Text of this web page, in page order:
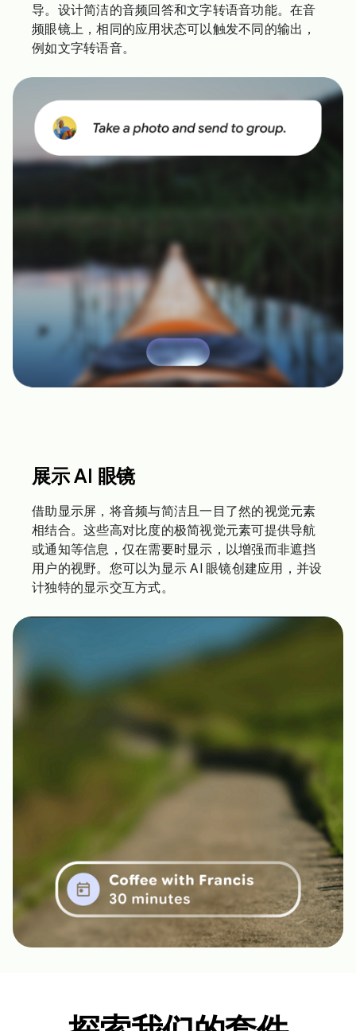
导。设计简洁的音频回答和文字转语音功能。在音
频眼镜上，相同的应用状态可以触发不同的输出，
例如文字转语音。
展示 AI 眼镜
借助显示屏，将音频与简洁且一目了然的视觉元素
相结合。这些高对比度的极简视觉元素可提供导航
或通知等信息，仅在需要时显示，以增强而非遮挡
用户的视野。您可以为显示 AI 眼镜创建应用，并设
计独特的显示交互方式。